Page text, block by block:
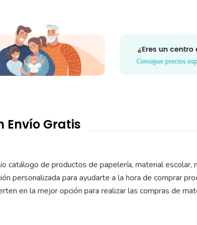
Envío Gratis
catálogo de productos de papelería, material
personalizada para ayudarte a la hora de comprar
en la mejor opción para realizar las compras de